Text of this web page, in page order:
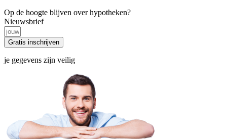
Op de hoogte blijven over hypotheken?
Nieuwsbrief
Gratis inschrijven
je gegevens zijn veilig